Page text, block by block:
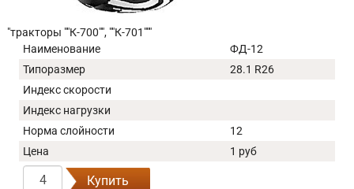
"тракторы ""К-700"", ""К-701"""
Наименование
ФД-12
Типоразмер
28.1 R26
Индекс скорости
Индекс нагрузки
Норма слойности
12
Цена
1 руб
Купить